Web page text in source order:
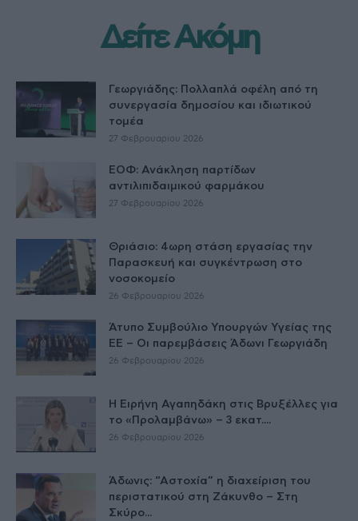
Δείτε Ακόμη
Γεωργιάδης: Πολλαπλά οφέλη από τη
συνεργασία δημοσίου και ιδιωτικού
τομέα
27 Φεβρουαρίου 2026
ΕΟΦ: Ανάκληση παρτίδων
αντιλιπιδαιμικού φαρμάκου
27 Φεβρουαρίου 2026
Θριάσιο: 4ωρη στάση εργασίας την
Παρασκευή και συγκέντρωση στο
νοσοκομείο
26 Φεβρουαρίου 2026
Άτυπο Συμβούλιο Υπουργών Υγείας της
ΕE – Οι παρεμβάσεις Άδωνι Γεωργιάδη
26 Φεβρουαρίου 2026
Η Ειρήνη Αγαπηδάκη στις Βρυξέλλες για
το «Προλαμβάνω» – 3 εκατ....
26 Φεβρουαρίου 2026
Άδωνις: “Αστοχία” η διαχείριση του
περιστατικού στη Ζάκυνθο – Στη
Σκύρο...